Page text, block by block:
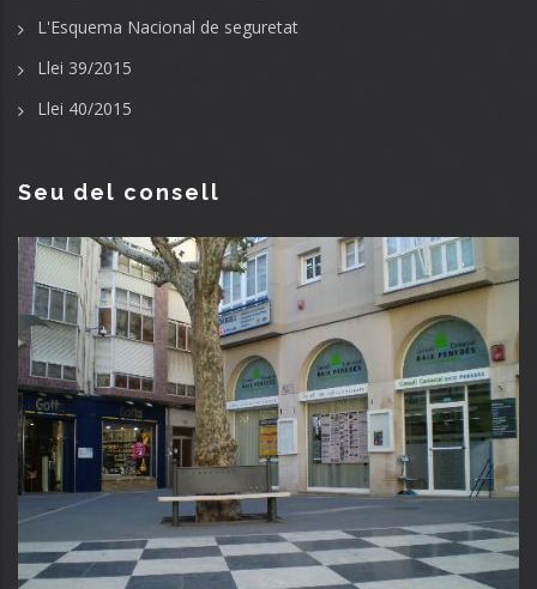
L'Esquema Nacional de seguretat
Llei 39/2015
Llei 40/2015
Seu del consell